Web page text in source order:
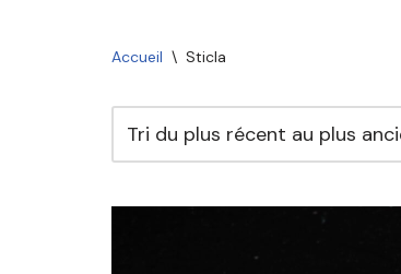
Accueil \ Sticla